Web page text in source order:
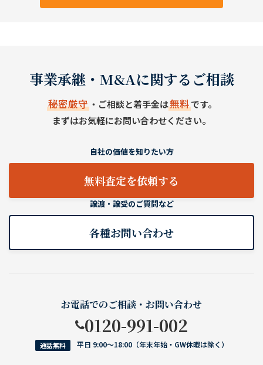
事業承継・M&Aに関するご相談
秘密厳守・ご相談と着手金は無料です。
まずはお気軽にお問い合わせください。
自社の価値を知りたい方
無料査定を依頼する
譲渡・譲受のご質問など
各種お問い合わせ
お電話でのご相談・お問い合わせ
0120-991-002
通話無料 平日 9:00〜18:00（年末年始・GW休暇は除く）